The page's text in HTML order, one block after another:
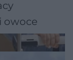
owoce